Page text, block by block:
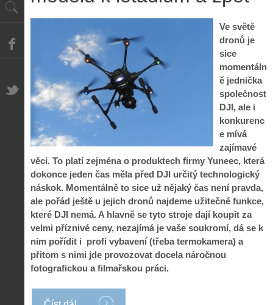
Ve světě
dronů je
sice
momentáln
ě jednička
společnost
DJI, ale i
konkurenc
e mívá
zajímavé
věci. To platí zejména o produktech firmy Yuneec, která
dokonce jeden čas měla před DJI určitý technologický
náskok. Momentálně to sice už nějaký čas není pravda,
ale pořád ještě u jejich dronů najdeme užitečné funkce,
které DJI nemá. A hlavně se tyto stroje dají koupit za
velmi příznivé ceny, nezajímá je vaše soukromí, dá se k
nim pořídit i profi vybavení (třeba termokamera) a
přitom s nimi jde provozovat docela náročnou
fotografickou a filmařskou práci.